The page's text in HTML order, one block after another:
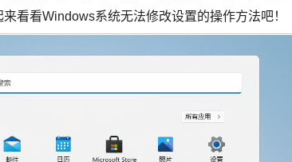
看看Windows系统无法修改设置的操作方法吧！